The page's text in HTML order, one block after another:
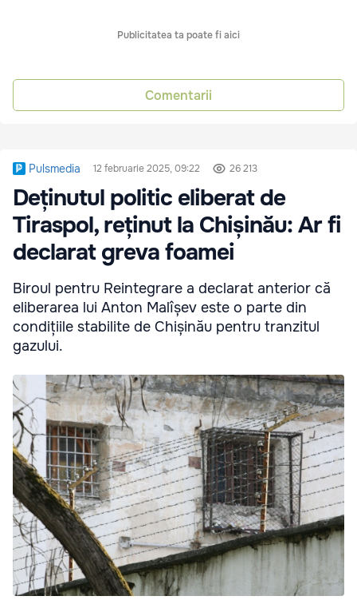
Publicitatea ta poate fi aici
Comentarii
Pulsmedia 12 februarie 2025, 09:22 26 213
Deținutul politic eliberat de
Tiraspol, reținut la Chișinău: Ar fi
declarat greva foamei
Biroul pentru Reintegrare a declarat anterior că
eliberarea lui Anton Malîșev este o parte din
condițiile stabilite de Chișinău pentru tranzitul
gazului.